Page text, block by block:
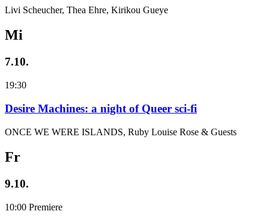
Livi Scheucher, Thea Ehre, Kirikou Gueye
Mi
7.10.
19:30
Desire Machines: a night of Queer sci-fi
ONCE WE WERE ISLANDS, Ruby Louise Rose & Guests
Fr
9.10.
10:00 Premiere